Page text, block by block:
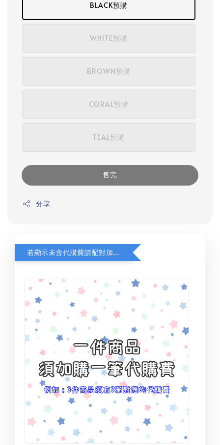
BLACK預購
WHITE預購
BROWN預購
CORAL預購
TEAL預購
售完
分享
若顯示未含代購費請配對加購(未加購視同無效訂單)